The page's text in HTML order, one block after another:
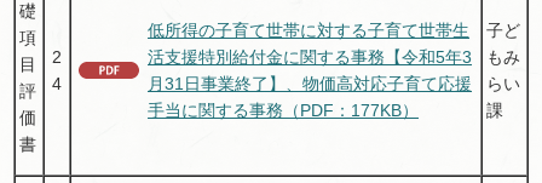
礎
項
目
評
価
書
2
4
低所得の子育て世帯に対する子育て世帯生
活支援特別給付金に関する事務【令和5年3
月31日事業終了】、物価高対応子育て応援
手当に関する事務（PDF：177KB）
子ど
もみ
らい
課